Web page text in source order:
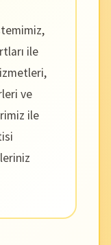
ile
ve
ile